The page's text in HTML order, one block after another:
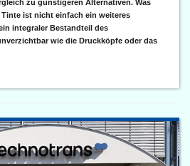
zu günstigeren Alternativen. Was
ist nicht einfach ein weiteres
integraler Bestandteil des
wie die Druckköpfe oder das